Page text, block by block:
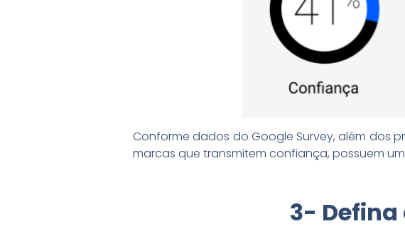
Conforme dados do Google Survey, além dos
marcas que transmitem confiança, possuem
3-